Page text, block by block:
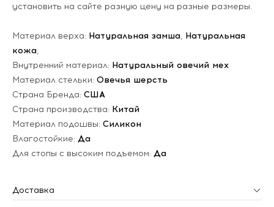
установить на сайте разную цену на разные размеры.
Материал верха: Натуральная замша, Натуральная
кожа,
Внутренний материал: Натуральный овечий мех
Материал стельки: Овечья шерсть
Страна Бренда: США
Страна производства: Китай
Материал подошвы: Силикон
Влагостойкие: Да
Для стопы с высоким подъемом: Да
Доставка